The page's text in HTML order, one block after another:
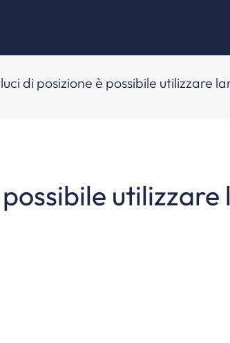
di posizione è possibile utilizzare